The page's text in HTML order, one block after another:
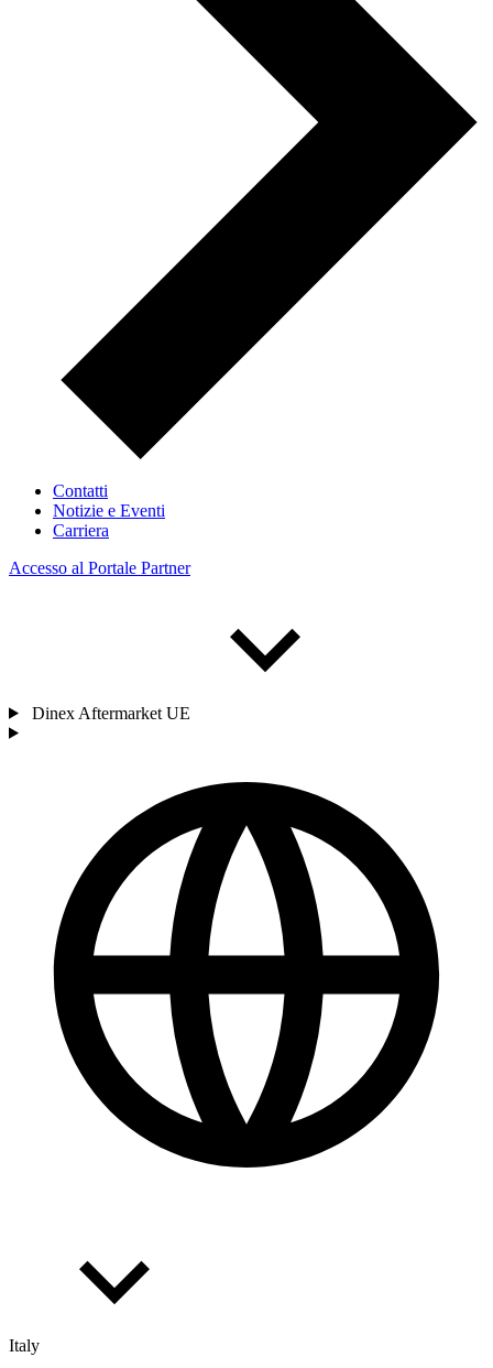
Contatti
Notizie e Eventi
Carriera
Accesso al Portale Partner
Dinex Aftermarket UE
Italy